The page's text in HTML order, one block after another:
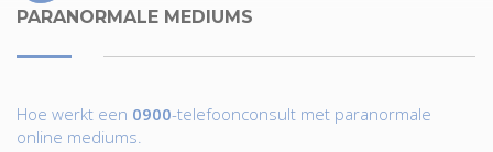
PARANORMALE MEDIUMS
Hoe werkt een 0900-telefoonconsult met paranormale
online mediums.